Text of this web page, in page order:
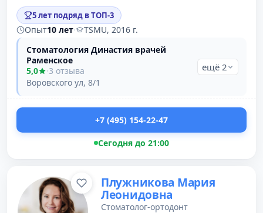
5 лет подряд в ТОП-3
Опыт10 лет·
TSMU, 2016 г.
Стоматология Династия врачей
Раменское
5,0
·3 отзыва
Воровского ул, 8/1
ещё 2
+7 (495) 154-22-47
Сегодня до 21:00
Плужникова Мария
Леонидовна
Стоматолог-ортодонт